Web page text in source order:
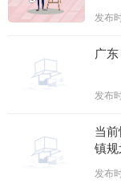
发布
广
发布
当
镇
发布